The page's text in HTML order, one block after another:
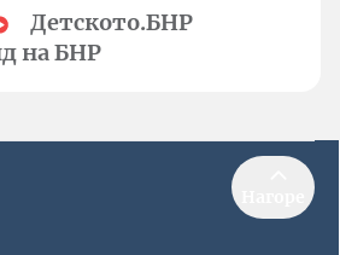
Детското.БНР
на БНР